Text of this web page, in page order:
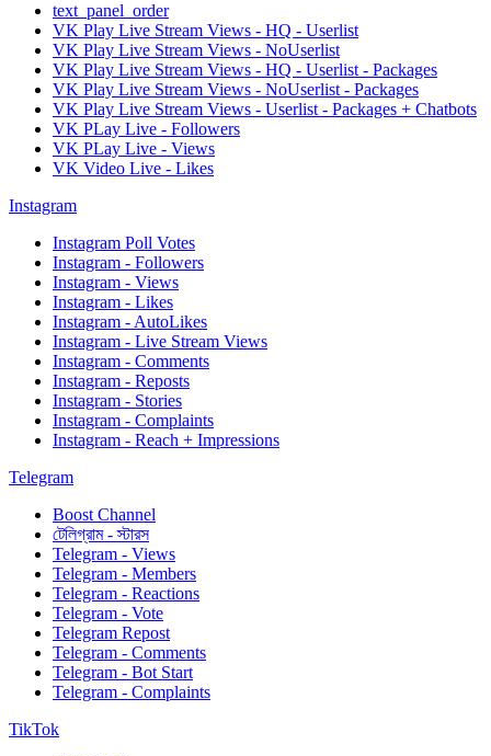
text_panel_order
VK Play Live Stream Views - HQ - Userlist
VK Play Live Stream Views - NoUserlist
VK Play Live Stream Views - HQ - Userlist - Packages
VK Play Live Stream Views - NoUserlist - Packages
VK Play Live Stream Views - Userlist - Packages + Chatbots
VK PLay Live - Followers
VK PLay Live - Views
VK Video Live - Likes
Instagram
Instagram Poll Votes
Instagram - Followers
Instagram - Views
Instagram - Likes
Instagram - AutoLikes
Instagram - Live Stream Views
Instagram - Comments
Instagram - Reposts
Instagram - Stories
Instagram - Complaints
Instagram - Reach + Impressions
Telegram
Boost Channel
টেলিগ্রাম - স্টারস
Telegram - Views
Telegram - Members
Telegram - Reactions
Telegram - Vote
Telegram Repost
Telegram - Comments
Telegram - Bot Start
Telegram - Complaints
TikTok